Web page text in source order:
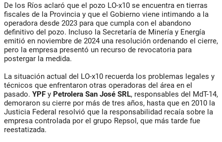
De los Ríos aclaró que el pozo LO-x10 se encuentra en tierras
fiscales de la Provincia y que el Gobierno viene intimando a la
operadora desde 2023 para que cumpla con el abandono
definitivo del pozo. Incluso la Secretaría de Minería y Energía
emitió en noviembre de 2024 una resolución ordenando el cierre,
pero la empresa presentó un recurso de revocatoria para
postergar la medida.
La situación actual del LO-x10 recuerda los problemas legales y
técnicos que enfrentaron otras operadoras del área en el
pasado. YPF y Petrolera San José SRL, responsables del MdT-14,
demoraron su cierre por más de tres años, hasta que en 2010 la
Justicia Federal resolvió que la responsabilidad recaía sobre la
empresa controlada por el grupo Repsol, que más tarde fue
reestatizada.